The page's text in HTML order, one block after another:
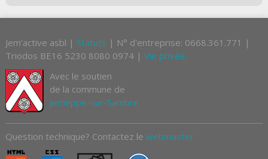
Jem'active asbl | Statuts | N° d'entreprise: 0668.361.771 |
Triodos BE16 5230 8080 0974 | Vie privée
Avec le soutien
de la commune de
Jemeppe-sur-Sambre
Question technique? Contactez le webmaster